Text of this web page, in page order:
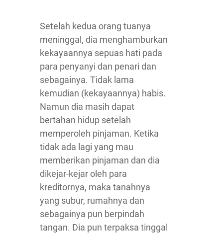
Setelah kedua orang tuanya
meninggal, dia menghamburkan
kekayaannya sepuas hati pada
para penyanyi dan penari dan
sebagainya. Tidak lama
kemudian (kekayaannya) habis.
Namun dia masih dapat
bertahan hidup setelah
memperoleh pinjaman. Ketika
tidak ada lagi yang mau
memberikan pinjaman dan dia
dikejar-kejar oleh para
kreditornya, maka tanahnya
yang subur, rumahnya dan
sebagainya pun berpindah
tangan. Dia pun terpaksa tinggal